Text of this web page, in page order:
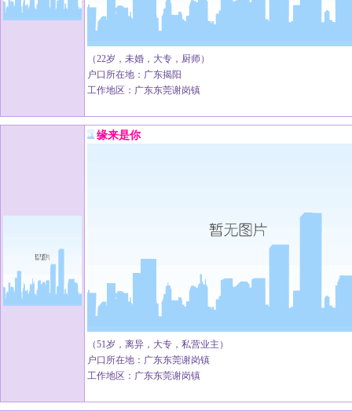
（22岁，未婚，大专，厨师）
户口所在地：广东揭阳
工作地区：广东东莞谢岗镇
缘来是你
（51岁，离异，大专，私营业主）
户口所在地：广东东莞谢岗镇
工作地区：广东东莞谢岗镇